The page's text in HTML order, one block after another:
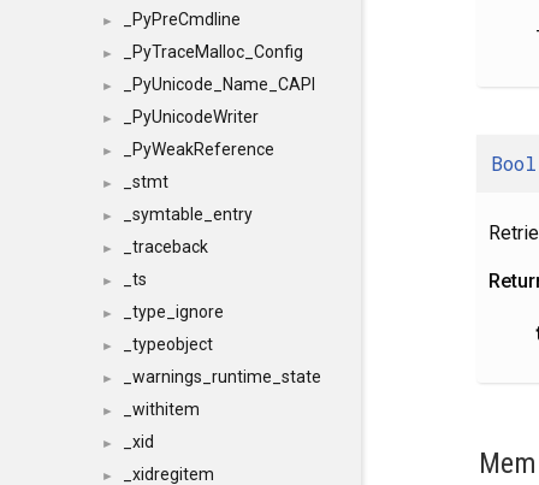
► _PyPreCmdline
► _PyTraceMalloc_Config
► _PyUnicode_Name_CAPI
► _PyUnicodeWriter
► _PyWeakReference
► _stmt
► _symtable_entry
► _traceback
► _ts
► _type_ignore
► _typeobject
► _warnings_runtime_state
► _withitem
► _xid
► _xidregitem
Bool